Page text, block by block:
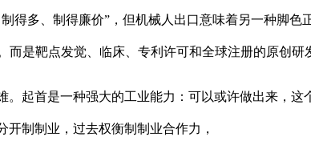
多、制得廉价”，但机械人出口意味着另一种脚色
而是靶点发觉、临床、专利许可和全球注册的原创研
首是一种强大的工业能力：可以或许做出来，这
制制业，过去权衡制制业合作力，